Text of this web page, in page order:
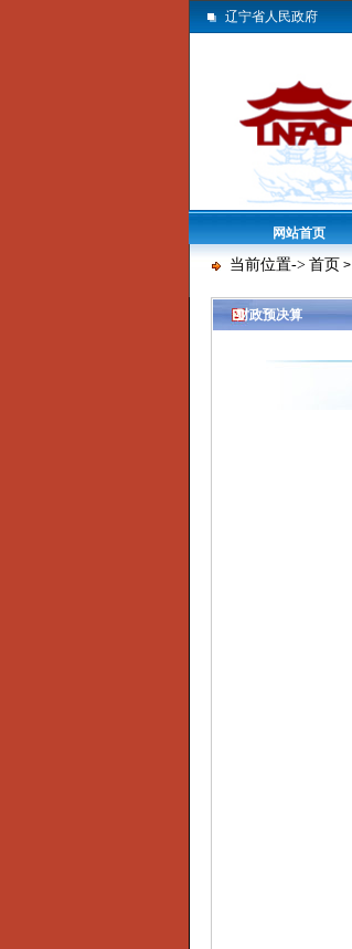
辽宁省人民政府
网站首页
当前位置-> 首页 >
>>财政预决算